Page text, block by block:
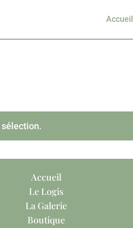
Accueil
sélection.
Accueil
Le Logis
La Galerie
Boutique